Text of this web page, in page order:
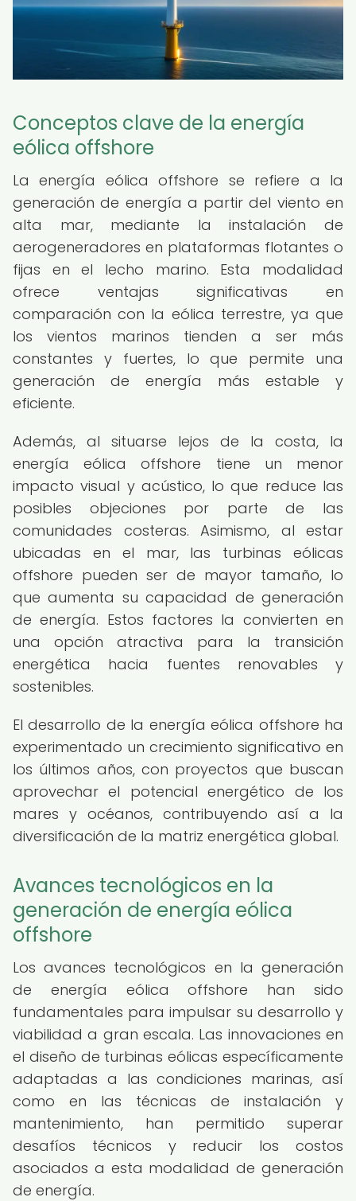
Conceptos clave de la energía
eólica offshore
La energía eólica offshore se refiere a la
generación de energía a partir del viento en
alta mar, mediante la instalación de
aerogeneradores en plataformas flotantes o
fijas en el lecho marino. Esta modalidad
ofrece ventajas significativas en
comparación con la eólica terrestre, ya que
los vientos marinos tienden a ser más
constantes y fuertes, lo que permite una
generación de energía más estable y
eficiente.
Además, al situarse lejos de la costa, la
energía eólica offshore tiene un menor
impacto visual y acústico, lo que reduce las
posibles objeciones por parte de las
comunidades costeras. Asimismo, al estar
ubicadas en el mar, las turbinas eólicas
offshore pueden ser de mayor tamaño, lo
que aumenta su capacidad de generación
de energía. Estos factores la convierten en
una opción atractiva para la transición
energética hacia fuentes renovables y
sostenibles.
El desarrollo de la energía eólica offshore ha
experimentado un crecimiento significativo en
los últimos años, con proyectos que buscan
aprovechar el potencial energético de los
mares y océanos, contribuyendo así a la
diversificación de la matriz energética global.
Avances tecnológicos en la
generación de energía eólica
offshore
Los avances tecnológicos en la generación
de energía eólica offshore han sido
fundamentales para impulsar su desarrollo y
viabilidad a gran escala. Las innovaciones en
el diseño de turbinas eólicas específicamente
adaptadas a las condiciones marinas, así
como en las técnicas de instalación y
mantenimiento, han permitido superar
desafíos técnicos y reducir los costos
asociados a esta modalidad de generación
de energía.